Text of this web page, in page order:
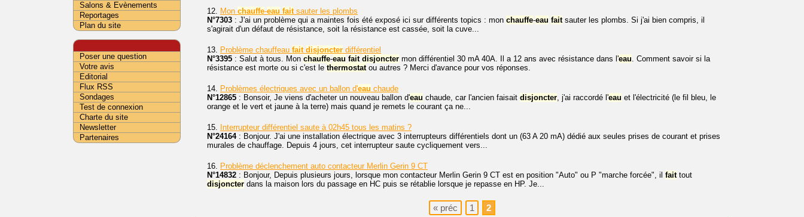
12. Mon chauffe-eau fait sauter les plombs
N°7303 : J'ai un problème qui a maintes fois été exposé ici sur différents topics : mon chauffe-eau fait sauter les plombs. Si j'ai bien compris, il
s'agirait d'un défaut de résistance, soit la résistance est cassée, soit la cuve...
13. Problème chauffeau fait disjoncter différentiel
N°3395 : Salut à tous. Mon chauffe-eau fait disjoncter mon différentiel 30 mA 40A. Il a 12 ans avec résistance dans l'eau . Comment savoir si la
résistance est morte ou si c'est le thermostat ou autres ? Merci d'avance pour vos réponses.
14. Problèmes électriques avec un ballon d'eau chaude
N°12865 : Bonsoir, Je viens d'acheter un nouveau ballon d'eau chaude, car l'ancien faisait disjoncter , j'ai raccordé l'eau et l'électricité (le fil bleu, le
orange et le vert et jaune à la terre) mais quand je remets le courant ça ne...
15. Interrupteur différentiel saute à 02h45 tous les matins ?
N°24164: Bonjour. J'ai une installation électrique avec 3 interrupteurs différentiels dont un (63 A 20 mA) dédié aux seules prises de courant et prises
murales de chauffage. Depuis 4 jours, cet interrupteur saute cycliquement vers...
16. Problème déclenchement auto contacteur Merlin Gerin 9 CT
N°14832 : Bonjour, Depuis plusieurs jours, lorsque mon contacteur Merlin Gerin 9 CT est en position "Auto" ou P "marche forcée", il fait tout
disjoncter dans la maison lors du passage en HC puis se rétablie lorsque je repasse en HP. Je...
«préc 1 2
Salons & Evènements
Reportages
Plan du site
Poser une question
Votre avis
Editorial
Flux RSS
Sondages
Test de connexion
Charte du site
Newsletter
Partenaires